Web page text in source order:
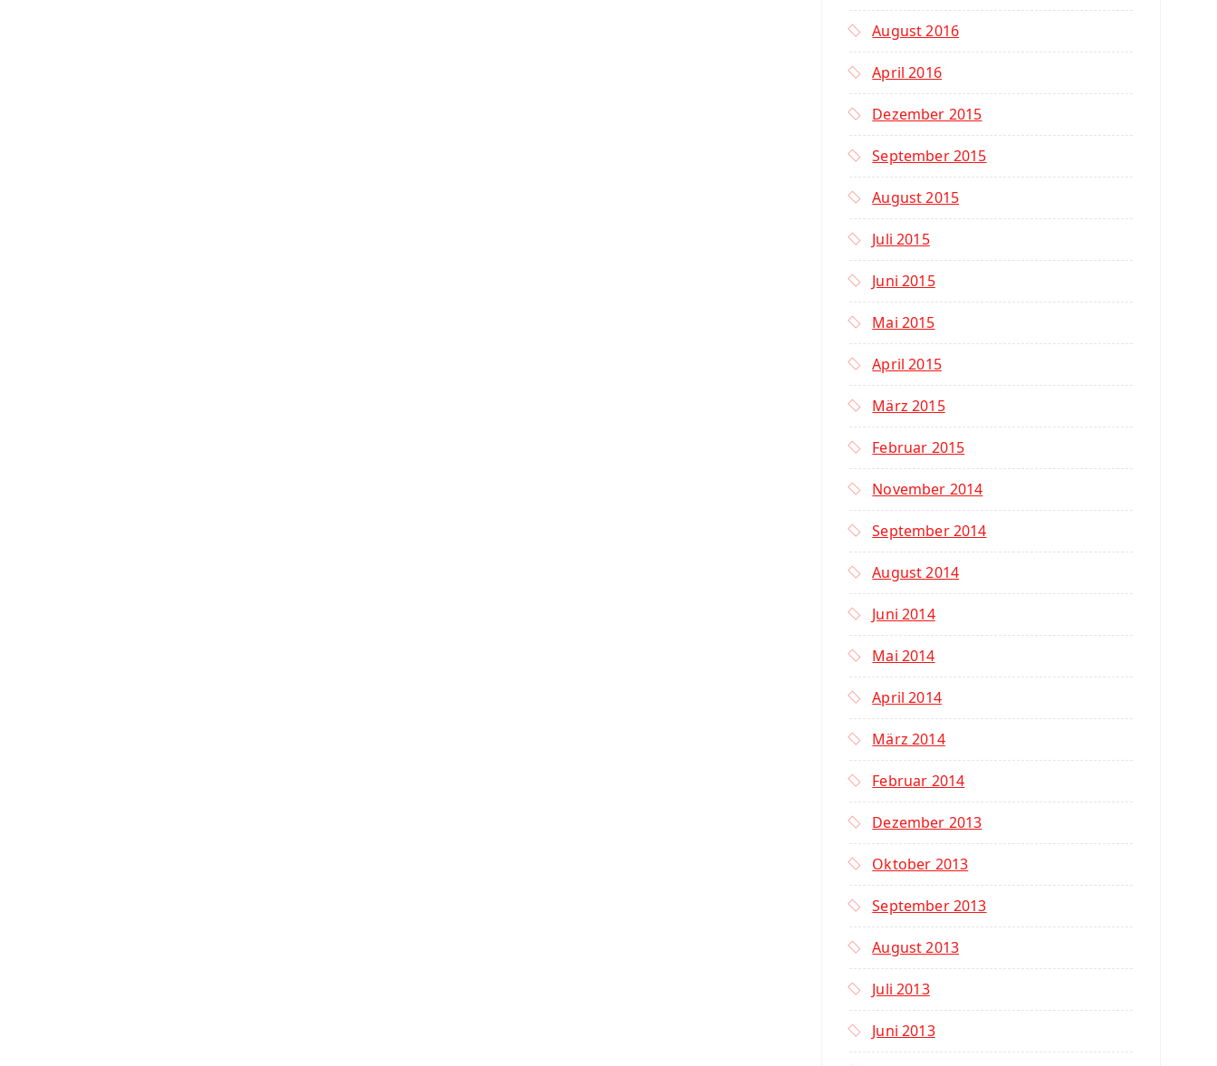
August 2016
April 2016
Dezember 2015
September 2015
August 2015
Juli 2015
Juni 2015
Mai 2015
April 2015
März 2015
Februar 2015
November 2014
September 2014
August 2014
Juni 2014
Mai 2014
April 2014
März 2014
Februar 2014
Dezember 2013
Oktober 2013
September 2013
August 2013
Juli 2013
Juni 2013